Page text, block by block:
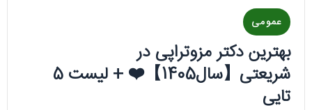
عمومی
بهترین دکتر مزوتراپی در
شریعتی【سال1405】❤️ + لیست 5
تایی